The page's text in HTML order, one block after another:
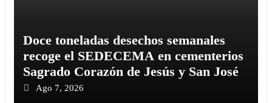
Doce toneladas desechos semanales
recoge el SEDECEMA en cementerios
Sagrado Corazón de Jesús y San José
Ago 7, 2026